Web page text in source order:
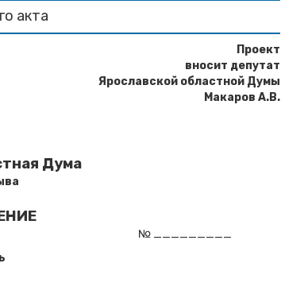
акта
Проект
вносит депутат
Ярославской областной Думы
Макаров А.В.
Дума
№ _________